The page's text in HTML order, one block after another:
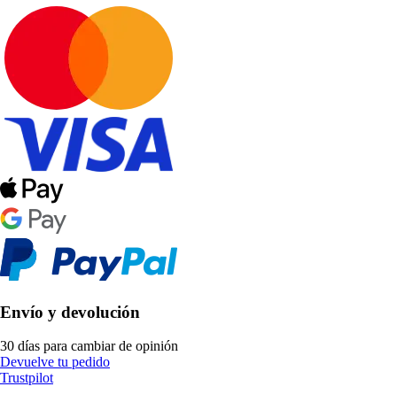
Envío y devolución
30 días para cambiar de opinión
Devuelve tu pedido
Trustpilot